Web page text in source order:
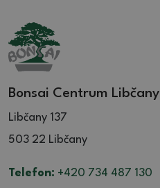
Bonsai Centrum Libčany
Libčany 137
503 22 Libčany
Telefon: +420 734 487 130